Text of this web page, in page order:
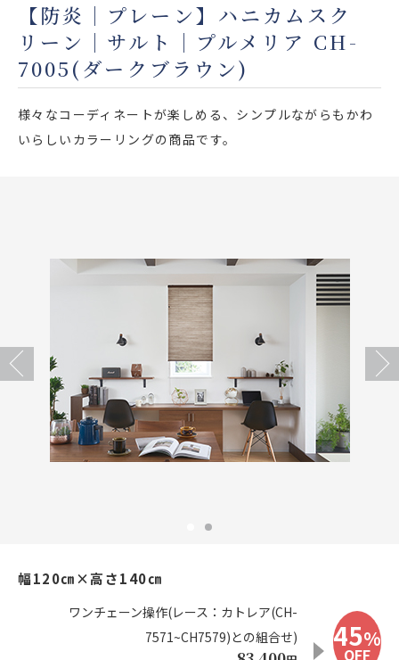
製品をさがす
店舗をさがす
私たちのこだわり
お気に入りリスト
お見積り来店予約はこちら
【防炎｜プレーン】ハニカムスク
リーン｜サルト｜プルメリア CH-
7005(ダークブラウン)
様々なコーディネートが楽しめる、シンプルながらもかわ
いらしいカラーリングの商品です。
Previous Next
幅120㎝×高さ140㎝
ワンチェーン操作(レース：カトレア(CH-
7571~CH7579)との組合せ)
45%
OFF